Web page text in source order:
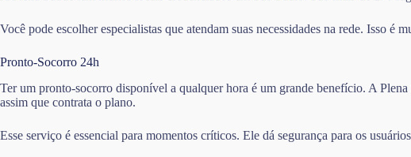
Você pode escolher especialistas que atendam suas necessidades na rede. Isso é
Pronto-Socorro 24h
Ter um pronto-socorro disponível a qualquer hora é um grande benefício. A
assim que contrata o plano.
Esse serviço é essencial para momentos críticos. Ele dá segurança para os